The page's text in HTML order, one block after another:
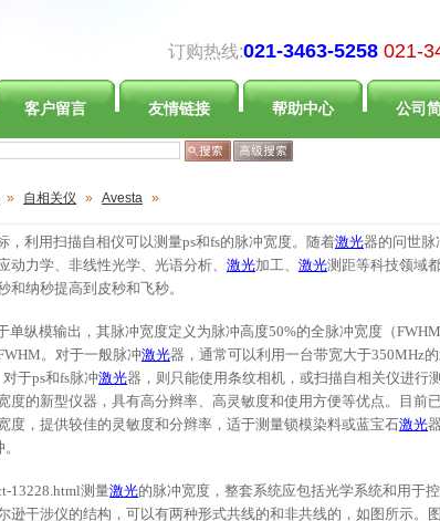
订购热线:021-3463-5258 021-
客户留言 友情链接 帮助中心 公司
» 自相关仪 » Avesta »
，利用扫描自相仪可以测量ps和fs的脉冲宽度。随着激光器的问世脉
力学、非线性光学、光语分析、 激光加工、 激光测距等科技领域
和纳秒提高到皮秒和飞秒。
单纵模输出，其脉冲宽度定义为脉冲高度50%的全脉冲宽度（
。对于一般脉冲激光器，通常可以利用一台带宽大于350MHz
于ps和fs脉冲激光器，则只能使用条纹相机，或扫描自相关仪进行
度的新型仪器，具有高分辫率、高灵敏度和使用方便等优点。目前
度，提供较佳的灵敏度和分辫率，适于测量锁模染料或蓝宝石激光
13228.html测量激光的脉冲宽度，整套系统应包括光学系统和用于
逊干涉仪的结构，可以有两种形式共线的和非共线的，如图所示。